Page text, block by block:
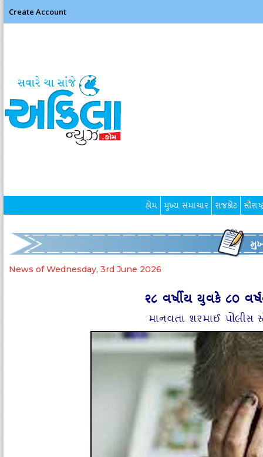
Create Account
હોમ મુખ્ય સમાચાર રાજકોટ
News of Wednesday, 3rd June 2026
૨૮ વર્ષીય યુવકે ૮૦
માનવતા શરમાઈ પોલીસ